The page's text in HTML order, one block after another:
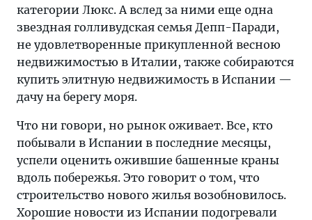
категории Люкс. А вслед за ними еще одна
звездная голливудская семья Депп-Паради,
не удовлетворенные прикупленной весною
недвижимостью в Италии, также собираются
купить элитную недвижимость в Испании —
дачу на берегу моря.
Что ни говори, но рынок оживает. Все, кто
побывали в Испании в последние месяцы,
успели оценить ожившие башенные краны
вдоль побережья. Это говорит о том, что
строительство нового жилья возобновилось.
Хорошие новости из Испании подогревали